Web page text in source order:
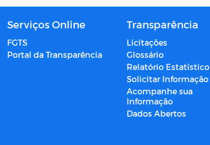
Serviços Online
FGTS
Portal da Transparência
Transparência
Licitações
Glossário
Relatório Estatístico
Solicitar Informação
Acompanhe sua
Informação
Dados Abertos